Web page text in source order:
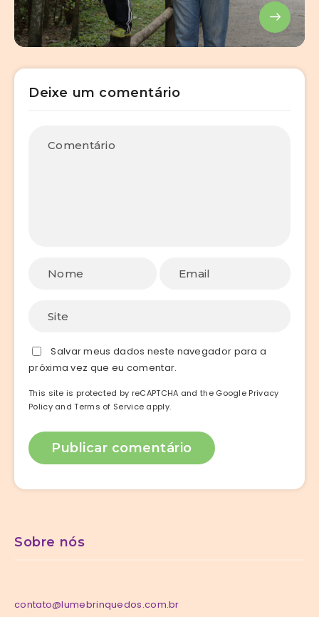
Deixe um comentário
Salvar meus dados neste navegador para a
próxima vez que eu comentar.
This site is protected by reCAPTCHA and the Google Privacy
PolicyandTerms of Service apply.
Sobre nós
contato@lumebrinquedos.com.br